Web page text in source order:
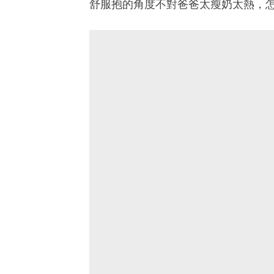
舒服抱的角度不對爸爸太瘦奶太熱，